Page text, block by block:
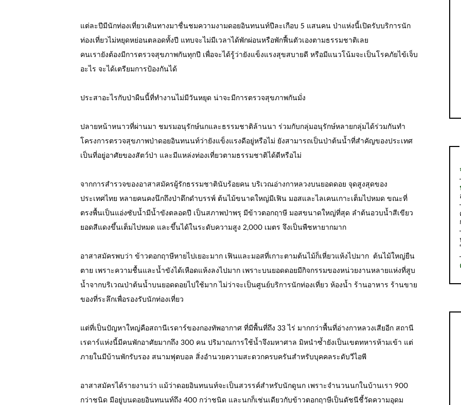
แต่ละปีมีนักท่องเที่ยวเดินทางมาชื่นชมความงามดอยอินทนนท์ปีละเกือบ 5 แสนคน ป่าแห่งนี้เปิดรับบริการนัก
ท่องเที่ยวไม่หยุดหย่อนตลอดทั้งปี แทบจะไม่มีเวลาได้พักผ่อนหรือพักฟื้นตัวเองตามธรรมชาติเลย
คนเรายังต้องมีการตรวจสุขภาพกันทุกปี เพื่อจะได้รู้ว่ายังแข็งแรงสุขสบายดี หรือมีแนวโน้มจะเป็นโรคภัยไข้เจ็บ
อะไร จะได้เตรียมการป้องกันได้
ประสาอะไรกับป่าผืนนี้ที่ทำงานไม่มีวันหยุด น่าจะมีการตรวจสุขภาพกันมั่ง
ปลายหน้าหนาวที่ผ่านมา ชมรมอนุรักษ์นกและธรรมชาติล้านนา ร่วมกับกลุ่มอนุรักษ์หลายกลุ่มได้ร่วมกันทำ
โครงการตรวจสุขภาพป่าดอยอินทนนท์ว่ายังแข็งแรงดีอยู่หรือไม่ ยังสามารถเป็นป่าต้นน้ำที่สำคัญของประเทศ
เป็นที่อยู่อาศัยของสัตว์ป่า และมีแหล่งท่องเที่ยวตามธรรมชาติได้ดีหรือไม่
จากการสำรวจของอาสาสมัครผู้รักธรรมชาตินับร้อยคน บริเวณอ่างกาหลวงบนยอดดอย จุดสูงสุดของ
ประเทศไทย หลายคนคงนึกถึงป่าดึกดำบรรพ์ ต้นไม้ขนาดใหญ่มีเฟิน มอสและไลเคนเกาะเต็มไปหมด ขณะที่
ตรงพื้นเป็นแอ่งซับน้ำมีน้ำขังตลอดปี เป็นสภาพป่าพรุ มีข้าวตอกฤาษี มอสขนาดใหญ่ที่สุด ลำต้นอวบน้ำสีเขียว
ยอดสีแดงขึ้นเต็มไปหมด และขึ้นได้ในระดับความสูง 2,000 เมตร จึงเป็นพืชหายากมาก
อาสาสมัครพบว่า ข้าวตอกฤาษีหายไปเยอะมาก เฟินและมอสที่เกาะตามต้นไม้ก็เหี่ยวแห้งไปมาก ต้นไม้ใหญ่ยืน
ตาย เพราะความชื้นและน้ำขังได้เหือดแห้งลงไปมาก เพราะบนยอดดอยมีกิจกรรมของหน่วยงานหลายแห่งที่สูบ
น้ำจากบริเวณป่าต้นน้ำบนยอดดอยไปใช้มาก ไม่ว่าจะเป็นศูนย์บริการนักท่องเที่ยว ห้องน้ำ ร้านอาหาร ร้านขาย
ของที่ระลึกเพื่อรองรับนักท่องเที่ยว
แต่ที่เป็นปัญหาใหญ่คือสถานีเรดาร์ของกองทัพอากาศ ที่มีพื้นที่ถึง 33 ไร่ มากกว่าพื้นที่อ่างกาหลวงเสียอีก สถานี
เรดาร์แห่งนี้มีคนพักอาศัยมากถึง 300 คน ปริมาณการใช้น้ำจึงมหาศาล มิหนำซ้ำยังเป็นเขตทหารห้ามเข้า แต่
ภายในมีบ้านพักรับรอง สนามฟุตบอล สิ่งอำนวยความสะดวกครบครันสำหรับบุคคลระดับวีไอพี
อาสาสมัครได้รายงานว่า แม้ว่าดอยอินทนนท์จะเป็นสวรรค์สำหรับนักดูนก เพราะจำนวนนกในบ้านเรา 900
กว่าชนิด มีอยู่บนดอยอินทนนท์ถึง 400 กว่าชนิด และนกก็เช่นเดียวกับข้าวตอกฤาษีเป็นดัชนีชี้วัดความอุดม